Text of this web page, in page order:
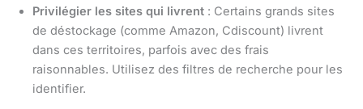
Privilégier les sites qui livrent : Certains grands sites
de déstockage (comme Amazon, Cdiscount) livrent
dans ces territoires, parfois avec des frais
raisonnables. Utilisez des filtres de recherche pour les
identifier.